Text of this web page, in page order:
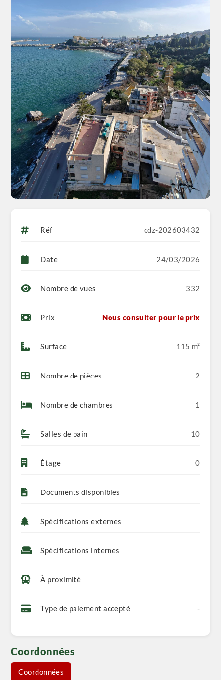
👍 Rejoignez-nous sur notre groupe et notre page
Facebook : Carthage Immobilier
INES
54510704
Réf cdz-202603432
Date 24/03/2026
Nombre de vues 332
Prix Nous consulter pour le prix
Surface 115 m²
Nombre de pièces 2
Nombre de chambres 1
Salles de bain 10
Étage 0
Documents disponibles
Spécifications externes
Spécifications internes
À proximité
Type de paiement accepté -
Coordonnées
Coordonnées